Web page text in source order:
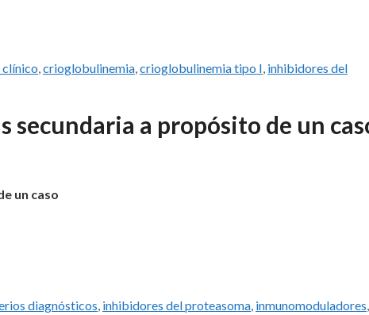
clínico,crioglobulinemia,crioglobulinemia tipo I, inhibidores del
secundaria a propósito de un
un caso
diagnósticos inhibidores del proteasoma inmunomoduladores